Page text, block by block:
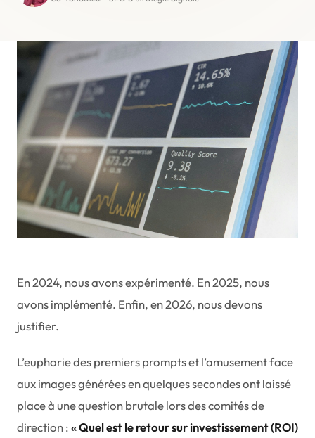
En 2024, nous avons expérimenté. En 2025, nous
avons implémenté. Enfin, en 2026, nous devons
justifier.
L’euphorie des premiers prompts et l’amusement face
aux images générées en quelques secondes ont laissé
place à une question brutale lors des comités de
direction :« Quel est le retour sur investissement (ROI)